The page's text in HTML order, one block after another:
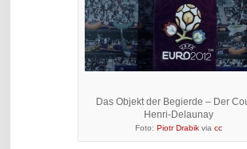
Das Objekt der Begierde – Der
Henri-Delaunay
Foto:Piotr Drabik viacc